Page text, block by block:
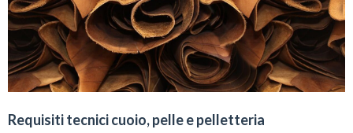
Requisiti tecnici cuoio, pelle e pelletteria